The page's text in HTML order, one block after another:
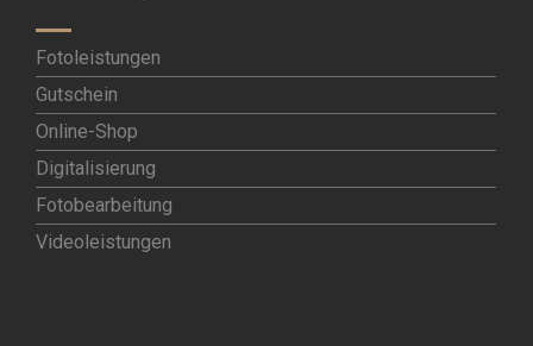
Fotoleistungen
Gutschein
Online-Shop
Digitalisierung
Fotobearbeitung
Videoleistungen